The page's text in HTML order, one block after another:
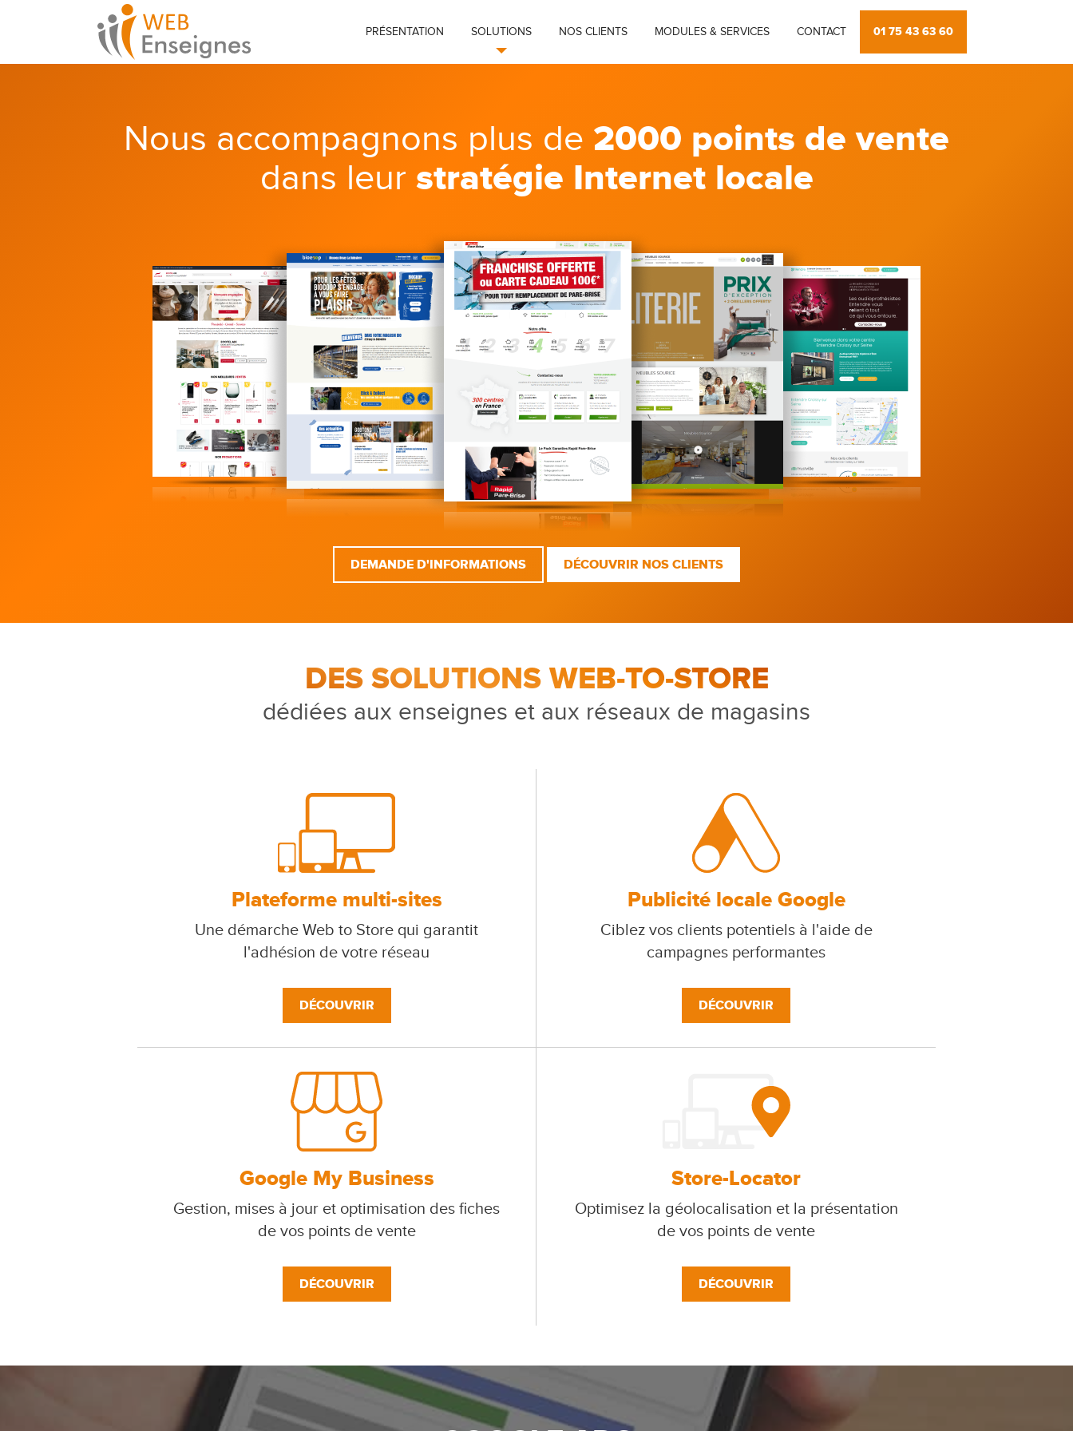
PRÉSENTATION SOLUTIONS NOS CLIENTS MODULES & SERVICES CONTACT 01 75 43 63 60
Nous accompagnons plus de 2000 points de vente
dans leur stratégie Internet locale
DEMANDE D'INFORMATIONS DÉCOUVRIR NOS CLIENTS
DES SOLUTIONS WEB-TO-STORE
dédiées aux enseignes et aux réseaux de magasins
Plateforme multi-sites
Une démarche Web to Store qui garantit
l'adhésion de votre réseau
DÉCOUVRIR
Publicité locale Google
Ciblez vos clients potentiels à l'aide de
campagnes performantes
DÉCOUVRIR
Google My Business
Gestion, mises à jour et optimisation des fiches
de vos points de vente
DÉCOUVRIR
Store-Locator
Optimisez la géolocalisation et la présentation
de vos points de vente
DÉCOUVRIR